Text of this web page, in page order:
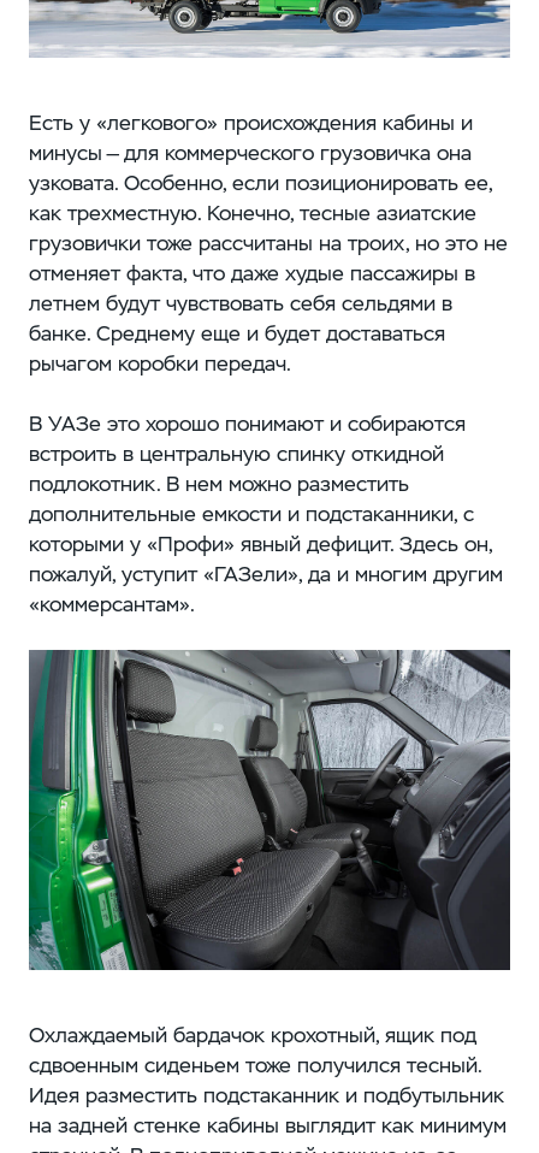
Есть у «легкового» происхождения кабины и
минусы — для коммерческого грузовичка она
узковата. Особенно, если позиционировать ее,
как трехместную. Конечно, тесные азиатские
грузовички тоже рассчитаны на троих, но это не
отменяет факта, что даже худые пассажиры в
летнем будут чувствовать себя сельдями в
банке. Среднему еще и будет доставаться
рычагом коробки передач.
В УАЗе это хорошо понимают и собираются
встроить в центральную спинку откидной
подлокотник. В нем можно разместить
дополнительные емкости и подстаканники, с
которыми у «Профи» явный дефицит. Здесь он,
пожалуй, уступит «ГАЗели», да и многим другим
«коммерсантам».
Охлаждаемый бардачок крохотный, ящик под
сдвоенным сиденьем тоже получился тесный.
Идея разместить подстаканник и подбутыльник
на задней стенке кабины выглядит как минимум